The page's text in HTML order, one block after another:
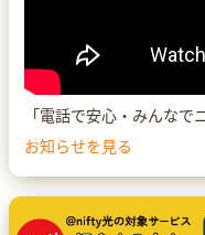
「電話で安心・みんなで
お知らせを見る